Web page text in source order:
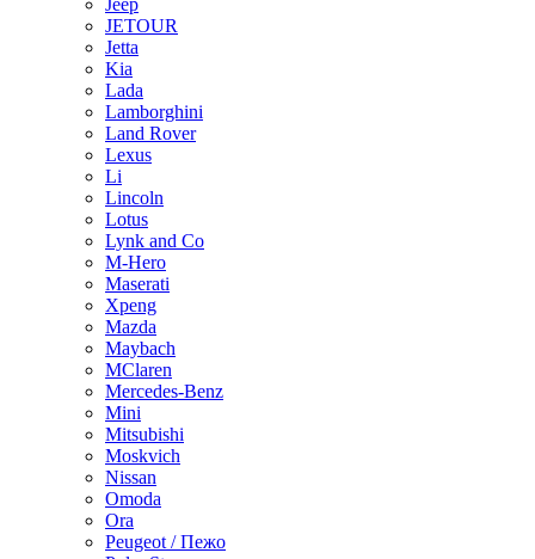
Jeep
JETOUR
Jetta
Kia
Lada
Lamborghini
Land Rover
Lexus
Li
Lincoln
Lotus
Lynk and Co
M-Hero
Maserati
Xpeng
Mazda
Maybach
MClaren
Mercedes-Benz
Mini
Mitsubishi
Moskvich
Nissan
Omoda
Ora
Peugeot / Пежо